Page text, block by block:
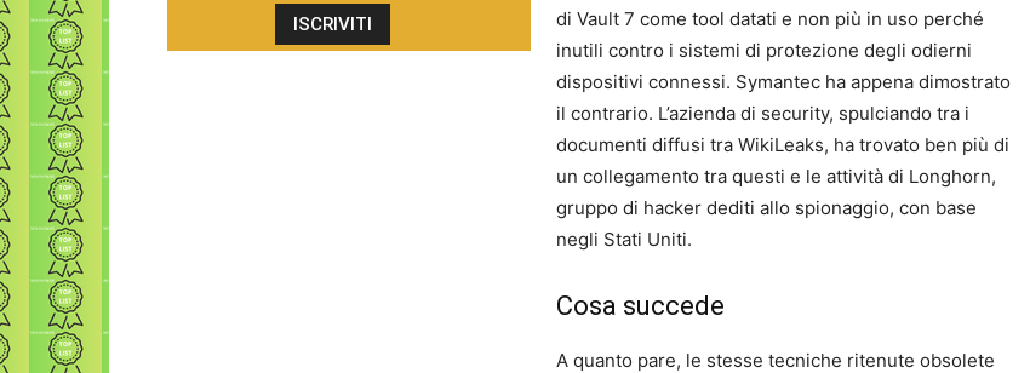
di Vault 7 come tool datati e non più in uso perché
inutili contro i sistemi di protezione degli odierni
dispositivi connessi. Symantec ha appena dimostrato
il contrario. L’azienda di security, spulciando tra i
documenti diffusi tra WikiLeaks, ha trovato ben più di
un collegamento tra questi e le attività di Longhorn,
gruppo di hacker dediti allo spionaggio, con base
negli Stati Uniti.
Cosa succede
A quanto pare, le stesse tecniche ritenute obsolete